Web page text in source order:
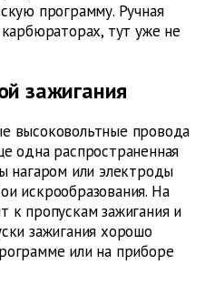
программу. Ручная
тут уже не
зажигания
высоковольтные провода
одна распространенная
нагаром или электроды
искрообразования. На
к пропускам зажигания и
зажигания хорошо
или на приборе